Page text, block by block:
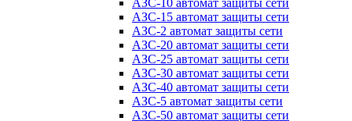
АЗС-10 автомат защиты сети
АЗС-15 автомат защиты сети
АЗС-2 автомат защиты сети
АЗС-20 автомат защиты сети
АЗС-25 автомат защиты сети
АЗС-30 автомат защиты сети
АЗС-40 автомат защиты сети
АЗС-5 автомат защиты сети
АЗС-50 автомат защиты сети